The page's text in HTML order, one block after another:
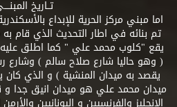
تــاريخ
اما مبني مركز الحرية للإبداع
تم بنائه في اطار التحديث الذي قام
يقع "كلوب محمد علي " كما اطلق
( وهو حاليا شارع صلاح سالم ) وشارع
يقصد به ميدان المنشية ) و الذي كان
ميدان محمد علي هو ميدان انيق